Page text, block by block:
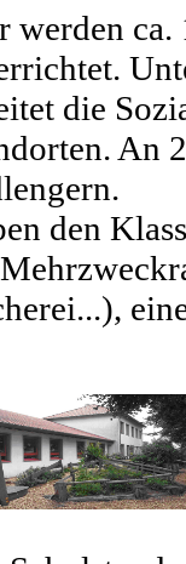
werden
die
An
den